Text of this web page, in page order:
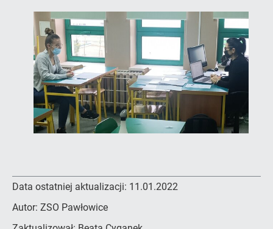
Data ostatniej aktualizacji: 11.01.2022
Autor: ZSO Pawłowice